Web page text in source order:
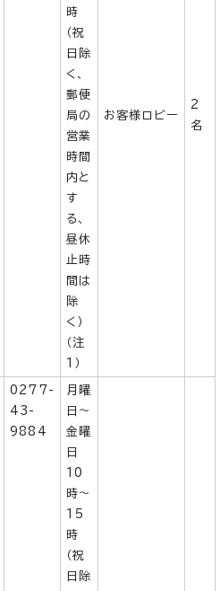
時
（祝
日除
く、
郵便
局の
営業
時間
内と
す
る、
昼休
止時
間は
除
く）
（注
1）
お客様ロビー
2
名
0277-
43-
9884
月曜
日～
金曜
日
10
時～
15
時
（祝
日除